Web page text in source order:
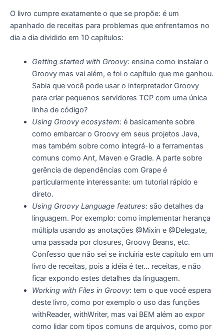
O livro cumpre exatamente o que se propõe: é um
apanhado de receitas para problemas que enfrentamos no
dia a dia dividido em 10 capítulos:
Getting started with Groovy: ensina como instalar o
Groovy mas vai além, e foi o capítulo que me ganhou.
Sabia que você pode usar o interpretador Groovy
para criar pequenos servidores TCP com uma única
linha de código?
Using Groovy ecosystem: é basicamente sobre
como embarcar o Groovy em seus projetos Java,
mas também sobre como integrá-lo a ferramentas
comuns como Ant, Maven e Gradle. A parte sobre
gerência de dependências com Grape é
particularmente interessante: um tutorial rápido e
direto.
Using Groovy Language features: são detalhes da
linguagem. Por exemplo: como implementar herança
múltipla usando as anotações @Mixin e @Delegate,
uma passada por closures, Groovy Beans, etc.
Confesso que não sei se incluiria este capítulo em um
livro de receitas, pois a idéia é ter… receitas, e não
ficar expondo estes detalhes da linguagem.
Working with Files in Groovy: tem o que você espera
deste livro, como por exemplo o uso das funções
withReader, withWriter, mas vai BEM além ao expor
como lidar com tipos comuns de arquivos, como por